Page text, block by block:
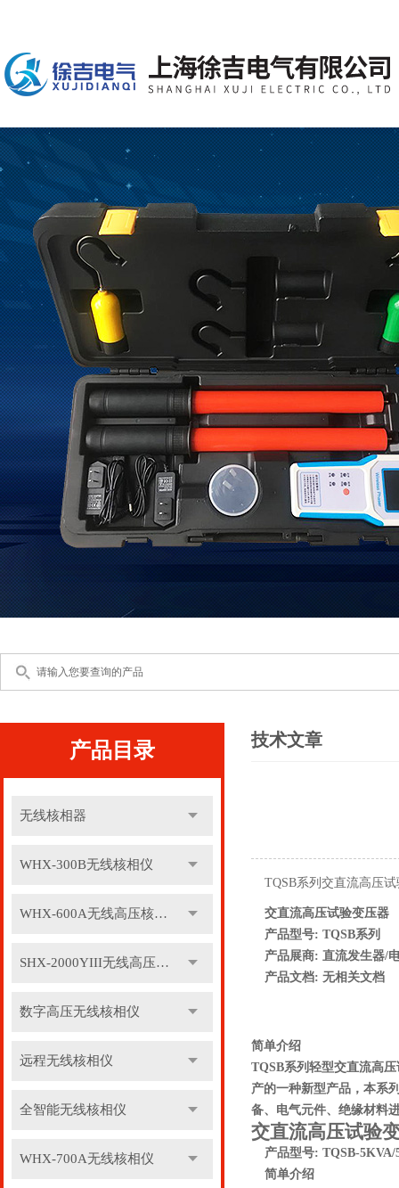
产品目录
无线核相器
WHX-300B无线核相仪
WHX-600A无线高压核相仪
SHX-2000YIII无线高压核相仪
数字高压无线核相仪
远程无线核相仪
全智能无线核相仪
WHX-700A无线核相仪
技术文章
TQSB系列交直流高压
交直流高压试验变压器
产品型号: TQSB系列
产品展商: 直流发生器/
产品文档: 无相关文档
简单介绍
TQSB系列轻型交直流高
产的一种新型产品，本系
备、电气元件、绝缘材料
交直流高压试验
产品型号: TQSB-
简单介绍